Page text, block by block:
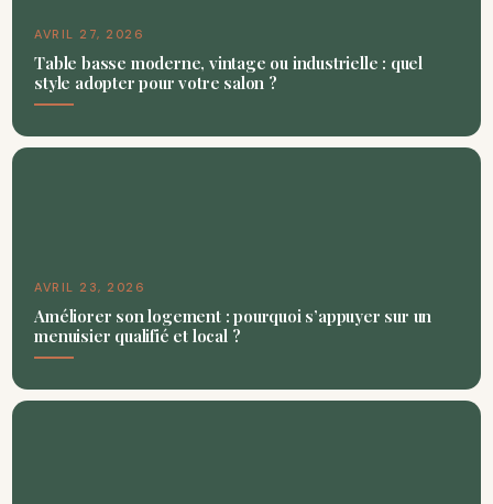
AVRIL 27, 2026
Table basse moderne, vintage ou industrielle : quel
style adopter pour votre salon ?
AVRIL 23, 2026
Améliorer son logement : pourquoi s’appuyer sur un
menuisier qualifié et local ?